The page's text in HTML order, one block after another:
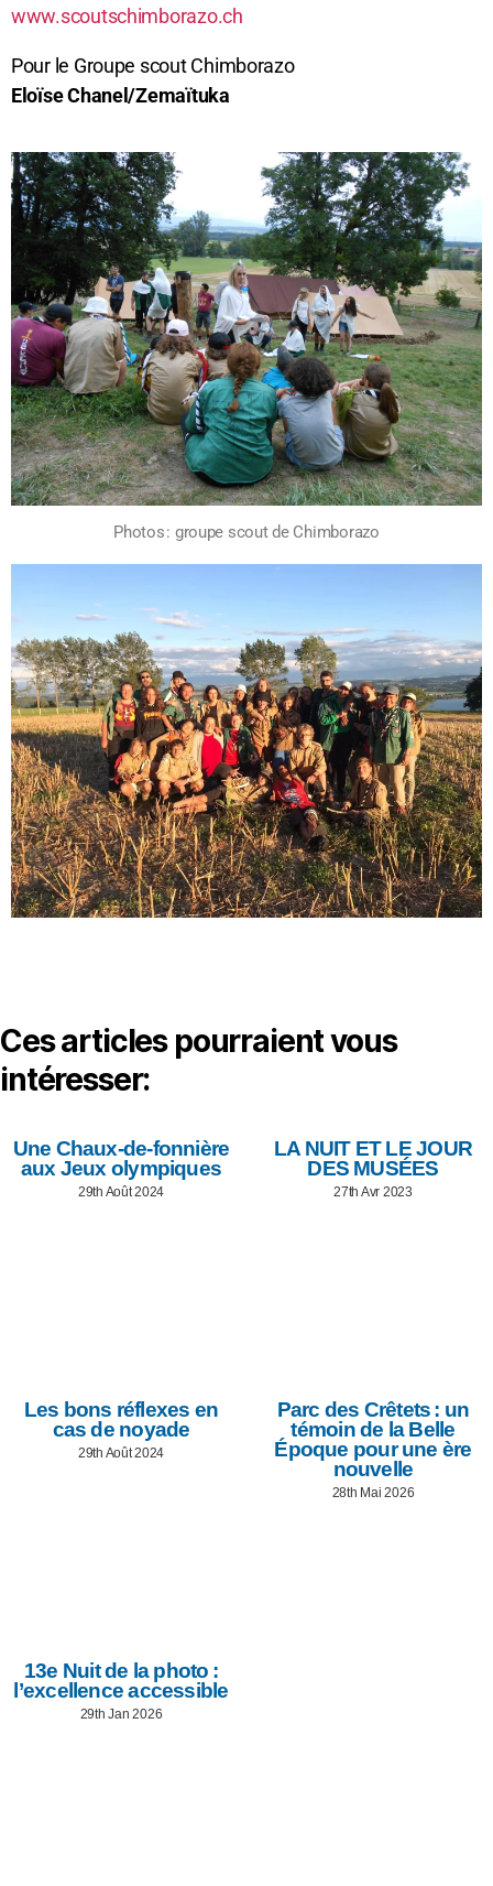
www.scoutschimborazo.ch
Pour le Groupe scout Chimborazo
Eloïse Chanel/Zemaïtuka
Photos : groupe scout de Chimborazo
Ces articles pourraient vous
intéresser:
Une Chaux-de-fonnière
aux Jeux olympiques
29th Août 2024
LA NUIT ET LE JOUR
DES MUSÉES
27th Avr 2023
Les bons réflexes en
cas de noyade
29th Août 2024
Parc des Crêtets : un
témoin de la Belle
Époque pour une ère
nouvelle
28th Mai 2026
13e Nuit de la photo :
l’excellence accessible
29th Jan 2026